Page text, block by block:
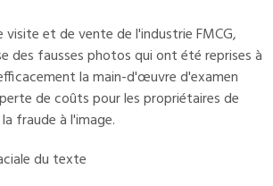
visite et de vente de l'industrie FMCG,
des fausses photos qui ont été reprises à
la main-d'œuvre d'examen
de coûts pour les propriétaires de
fraude à l'image.
du texte